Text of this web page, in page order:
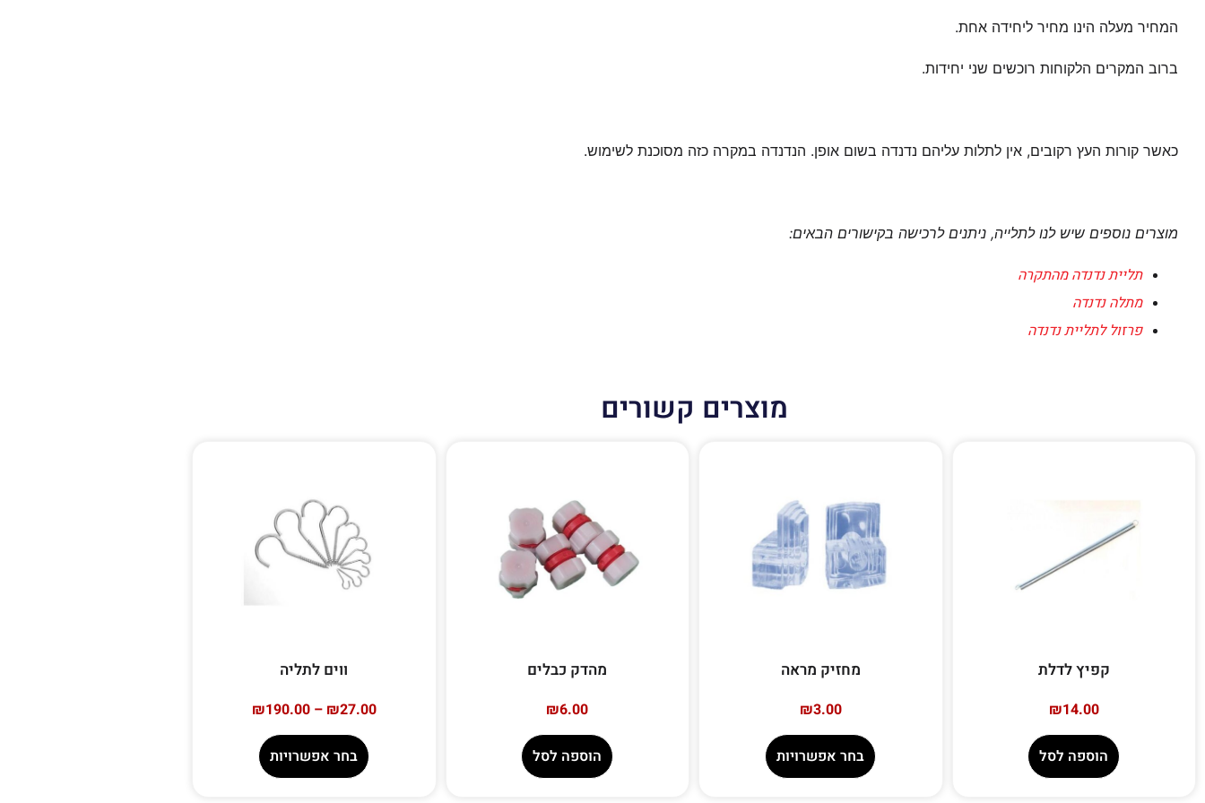
המחיר מעלה הינו מחיר ליחידה אחת.
ברוב המקרים הלקוחות רוכשים שני יחידות.
כאשר קורות העץ רקובים, אין לתלות עליהם נדנדה בשום אופן. הנדנדה במקרה כזה מסוכנת לשימוש.
מוצרים נוספים שיש לנו לתלייה, ניתנים לרכישה בקישורים הבאים:
תליית נדנדה מהתקרה
מתלה נדנדה
פרזול לתליית נדנדה
מוצרים קשורים
קפיץ לדלת
₪14.00
הוספה לסל
מחזיק מראה
₪3.00
בחר אפשרויות
מהדק כבלים
₪6.00
הוספה לסל
ווים לתליה
₪27.00
–
₪190.00
בחר אפשרויות